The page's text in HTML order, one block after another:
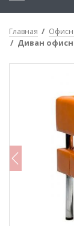
Главная
Диван